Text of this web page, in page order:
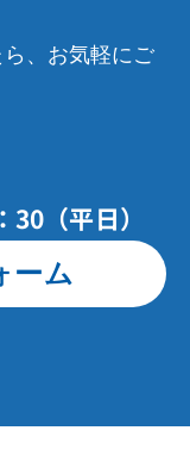
、お気軽にご
（平日）
ーム